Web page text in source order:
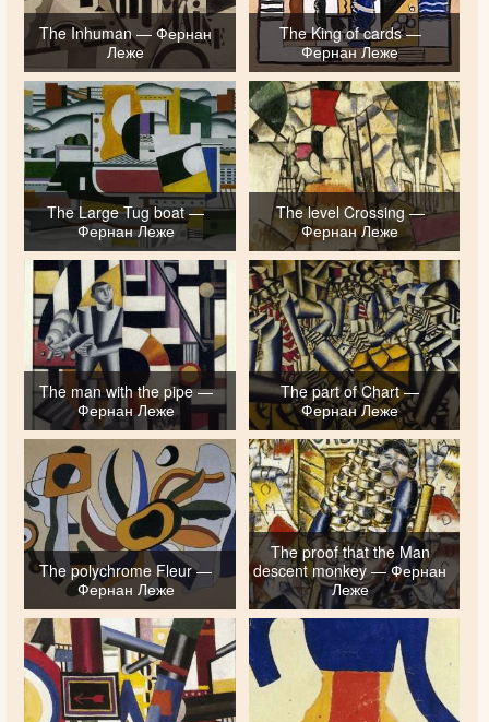
The Inhuman — Фернан
Леже
The King of cards —
Фернан Леже
The Large Tug boat —
Фернан Леже
The level Crossing —
Фернан Леже
The man with the pipe —
Фернан Леже
The part of Chart —
Фернан Леже
The polychrome Fleur —
Фернан Леже
The proof that the Man
descent monkey — Фернан
Леже